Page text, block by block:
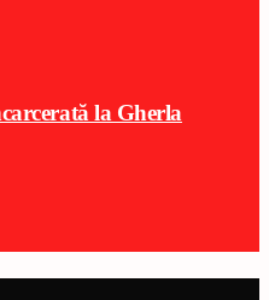
la Gherla